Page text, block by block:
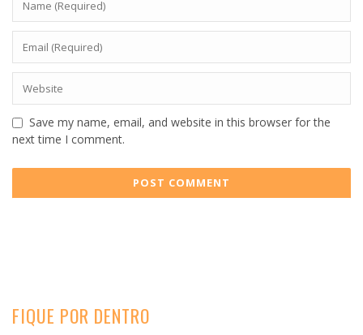
Save my name, email, and website in this browser for the
next time I comment.
FIQUE POR DENTRO